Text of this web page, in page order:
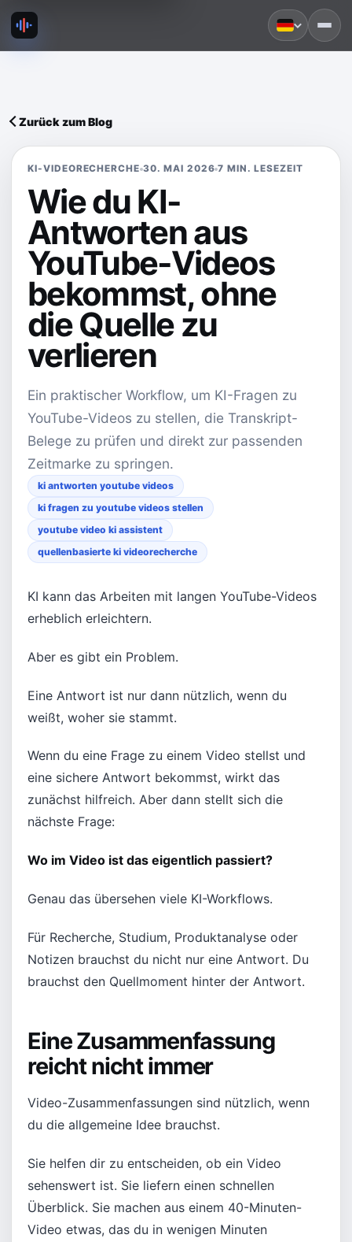
Zurück zum Blog
KI-VIDEORECHERCHE 30. MAI 2026 7 MIN. LESEZEIT
Wie du KI-
Antworten aus
YouTube-Videos
bekommst, ohne
die Quelle zu
verlieren
Ein praktischer Workflow, um KI-Fragen zu
YouTube-Videos zu stellen, die Transkript-
Belege zu prüfen und direkt zur passenden
Zeitmarke zu springen.
ki antworten youtube videos
ki fragen zu youtube videos stellen
youtube video ki assistent
quellenbasierte ki videorecherche
KI kann das Arbeiten mit langen YouTube-Videos
erheblich erleichtern.
Aber es gibt ein Problem.
Eine Antwort ist nur dann nützlich, wenn du
weißt, woher sie stammt.
Wenn du eine Frage zu einem Video stellst und
eine sichere Antwort bekommst, wirkt das
zunächst hilfreich. Aber dann stellt sich die
nächste Frage:
Wo im Video ist das eigentlich passiert?
Genau das übersehen viele KI-Workflows.
Für Recherche, Studium, Produktanalyse oder
Notizen brauchst du nicht nur eine Antwort. Du
brauchst den Quellmoment hinter der Antwort.
Eine Zusammenfassung
reicht nicht immer
Video-Zusammenfassungen sind nützlich, wenn
du die allgemeine Idee brauchst.
Sie helfen dir zu entscheiden, ob ein Video
sehenswert ist. Sie liefern einen schnellen
Überblick. Sie machen aus einem 40-Minuten-
Video etwas, das du in wenigen Minuten